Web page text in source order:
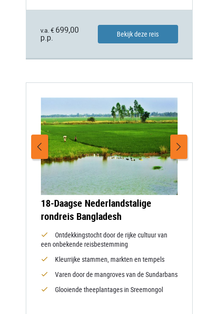
v.a. € 699,00
p.p.
Bekijk deze reis
18-Daagse Nederlandstalige
rondreis Bangladesh
Ontdekkingstocht door de rijke cultuur van
een onbekende reisbestemming
Kleurrijke stammen, markten en tempels
Varen door de mangroves van de Sundarbans
Glooiende theeplantages in Sreemongol